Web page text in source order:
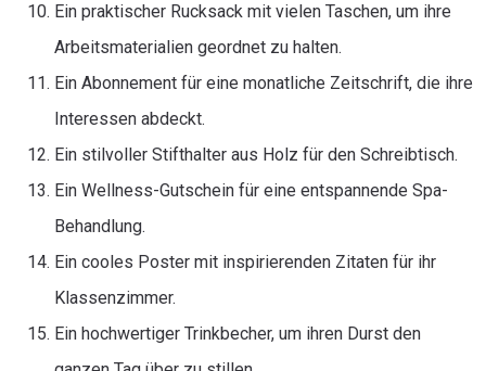
Ein praktischer Rucksack mit vielen Taschen, um ihre
Arbeitsmaterialien geordnet zu halten.
Ein Abonnement für eine monatliche Zeitschrift, die ihre
Interessen abdeckt.
Ein stilvoller Stifthalter aus Holz für den Schreibtisch.
Ein Wellness-Gutschein für eine entspannende Spa-
Behandlung.
Ein cooles Poster mit inspirierenden Zitaten für ihr
Klassenzimmer.
Ein hochwertiger Trinkbecher, um ihren Durst den